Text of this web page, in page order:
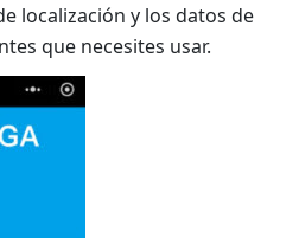
localización y los datos de
que necesites usar.